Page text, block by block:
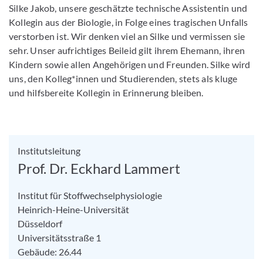
Silke Jakob, unsere geschätzte technische Assistentin und
Kollegin aus der Biologie, in Folge eines tragischen Unfalls
verstorben ist. Wir denken viel an Silke und vermissen sie
sehr. Unser aufrichtiges Beileid gilt ihrem Ehemann, ihren
Kindern sowie allen Angehörigen und Freunden. Silke wird
uns, den Kolleg*innen und Studierenden, stets als kluge
und hilfsbereite Kollegin in Erinnerung bleiben.
Institutsleitung
Prof. Dr. Eckhard Lammert
Institut für Stoffwechselphysiologie
Heinrich-Heine-Universität
Düsseldorf
Universitätsstraße 1
Gebäude: 26.44